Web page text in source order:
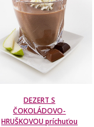
DEZERT S
ČOKOLÁDOVO-
HRUŠKOVOU príchuťou